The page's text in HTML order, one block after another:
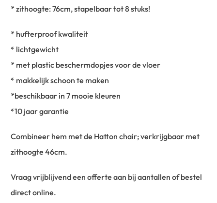
* zithoogte: 76cm, stapelbaar tot 8 stuks!
* hufterproof kwaliteit
* lichtgewicht
* met plastic beschermdopjes voor de vloer
* makkelijk schoon te maken
*beschikbaar in 7 mooie kleuren
*10 jaar garantie
Combineer hem met de Hatton chair; verkrijgbaar met
zithoogte 46cm.
Vraag vrijblijvend een offerte aan bij aantallen of bestel
direct online.